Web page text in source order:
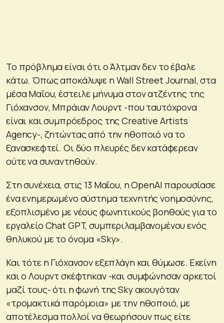
Το πρόβλημα είναι ότι ο Άλτμαν δεν το έβαλε
κάτω. Όπως αποκάλυψε η Wall Street Journal, στα
μέσα Μαΐου, έστειλε μήνυμα στον ατζέντης της
Γιόχανσον, Μπράιαν Λουρντ -που ταυτόχρονα
είναι και συμπρόεδρος της Creative Artists
Agency-, ζητώντας από την ηθοποιό να το
ξανασκεφτεί. Οι δύο πλευρές δεν κατάφερεαν
ούτε να συναντηθούν.
Στη συνέχεια, στις 13 Μαΐου, η OpenAI παρουσίασε
ένα ενημερωμένο σύστημα τεχνητής νοημοσύνης,
εξοπλισμένο με νέους φωνητικούς βοηθούς για το
εργαλείο Chat GPT, συμπεριλαμβανομένου ενός
θηλυκού με το όνομα «Sky».
Και τότε η Γιόχανσον εξεπλάγη και θύμωσε. Εκείνη
και o Λουρντ σκέφτηκαν -και συμφώνησαν αρκετοί
μαζί τους- ότι η φωνή της Sky ακουγόταν
«τρομακτικά παρόμοια» με την ηθοποιό, με
αποτέλεσμα πολλοί να θεωρήσουν πως είτε